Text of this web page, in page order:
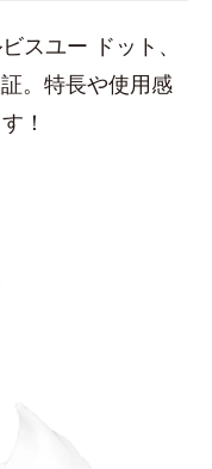
スユー ドット、
。特長や使用感
！